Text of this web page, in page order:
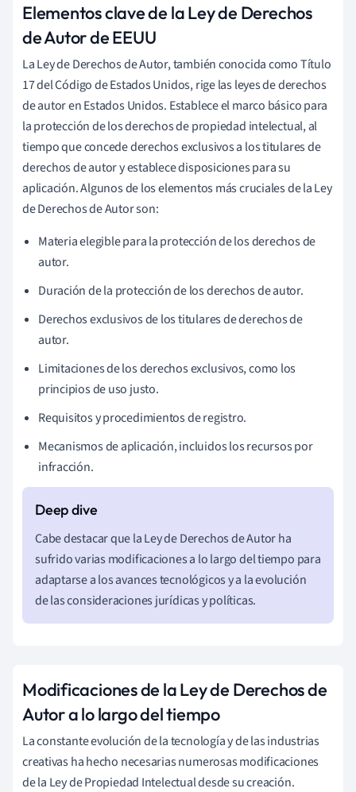
Elementos clave de la Ley de Derechos
de Autor de EEUU
La Ley de Derechos de Autor, también conocida como Título
17 del Código de Estados Unidos, rige las leyes de derechos
de autor en Estados Unidos. Establece el marco básico para
la protección de los derechos de propiedad intelectual, al
tiempo que concede derechos exclusivos a los titulares de
derechos de autor y establece disposiciones para su
aplicación. Algunos de los elementos más cruciales de la Ley
de Derechos de Autor son:
Materia elegible para la protección de los derechos de
autor.
Duración de la protección de los derechos de autor.
Derechos exclusivos de los titulares de derechos de
autor.
Limitaciones de los derechos exclusivos, como los
principios de uso justo.
Requisitos y procedimientos de registro.
Mecanismos de aplicación, incluidos los recursos por
infracción.
Cabe destacar que la Ley de Derechos de Autor ha
sufrido varias modificaciones a lo largo del tiempo para
adaptarse a los avances tecnológicos y a la evolución
de las consideraciones jurídicas y políticas.
Modificaciones de la Ley de Derechos de
Autor a lo largo del tiempo
La constante evolución de la tecnología y de las industrias
creativas ha hecho necesarias numerosas modificaciones
de la Ley de Propiedad Intelectual desde su creación.